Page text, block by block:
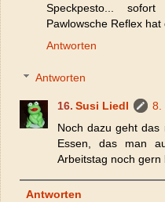
Speckpesto...
Pawlowsche Reflex hat
Antworten
Antworten
Susi Liedl
8.
Noch dazu geht das
Essen, das man
Arbeitstag noch gern
Antworten